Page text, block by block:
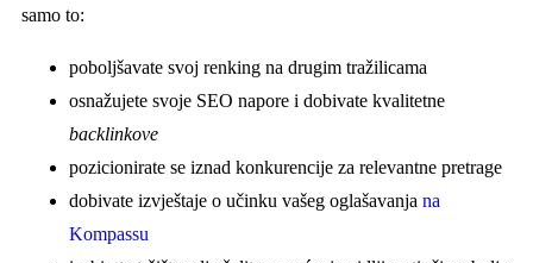
samo to:
poboljšavate svoj renking na drugim tražilicama
osnažujete svoje SEO napore i dobivate kvalitetne
backlinkove
pozicionirate se iznad konkurencije za relevantne pretrage
dobivate izvještaje o učinku vašeg oglašavanja na
Kompassu